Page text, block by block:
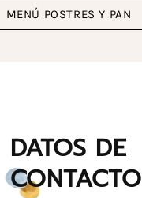
MENÚ POSTRES Y PAN
DATOS DE
CONTACTO